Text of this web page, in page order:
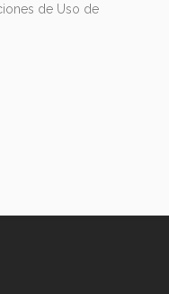
de Uso de